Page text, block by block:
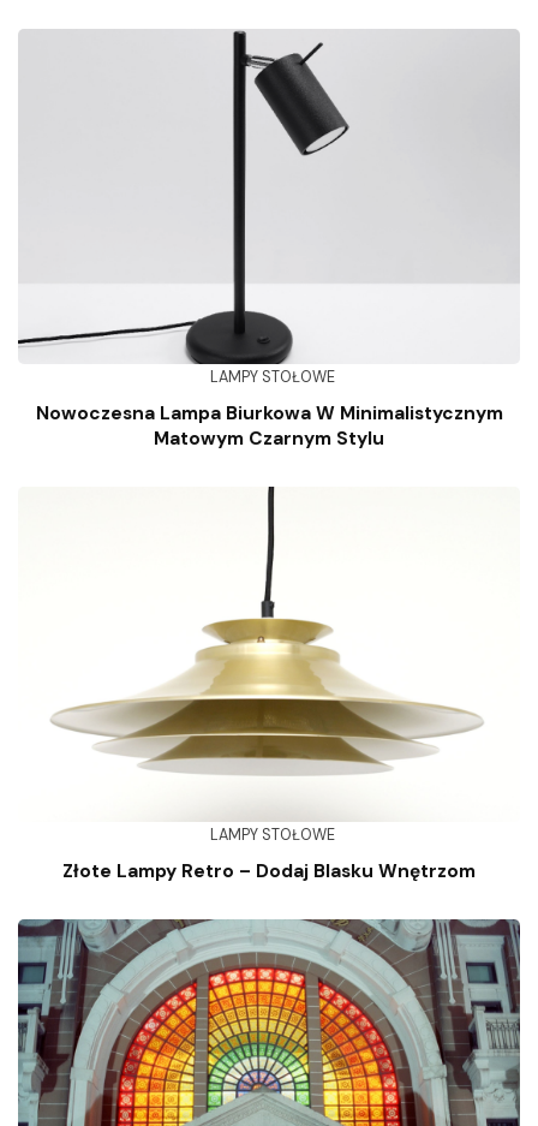
LAMPY STOŁOWE
Nowoczesna Lampa Biurkowa W Minimalistycznym
Matowym Czarnym Stylu
LAMPY STOŁOWE
Złote Lampy Retro – Dodaj Blasku Wnętrzom